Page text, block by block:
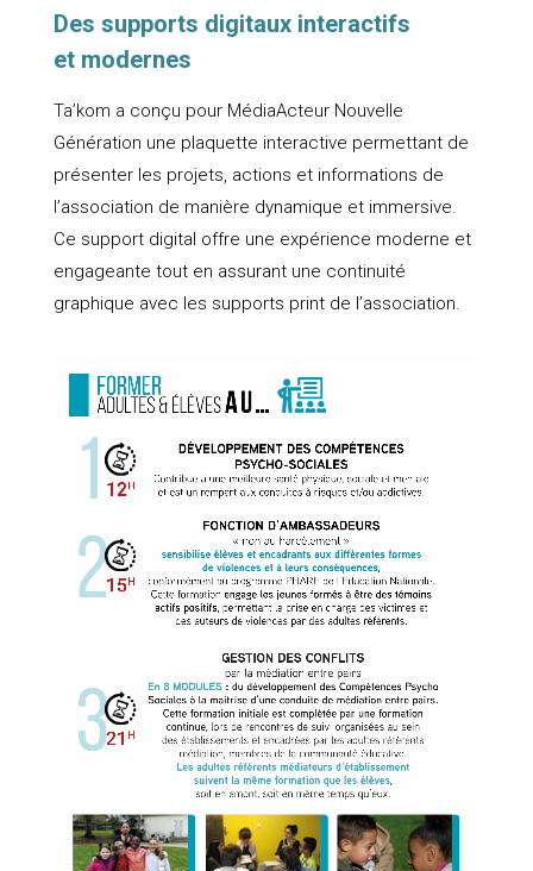
Des supports digitaux interactifs
et modernes
Ta’kom a conçu pour MédiaActeur Nouvelle
Génération une plaquette interactive permettant de
présenter les projets, actions et informations de
l’association de manière dynamique et immersive.
Ce support digital offre une expérience moderne et
engageante tout en assurant une continuité
graphique avec les supports print de l’association.